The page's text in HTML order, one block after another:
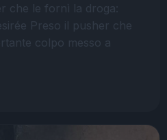
che le fornì la droga:
Preso il pusher che
colpo messo a